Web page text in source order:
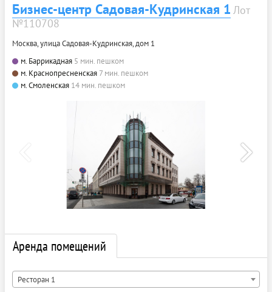
Бизнес-центр Садовая-Кудринская 1 Лот
№110708
Москва, улица Садовая-Кудринская, дом 1
м. Баррикадная 5 мин. пешком
м. Краснопресненская 7 мин. пешком
м. Смоленская 14 мин. пешком
Аренда помещений
Ресторан 1